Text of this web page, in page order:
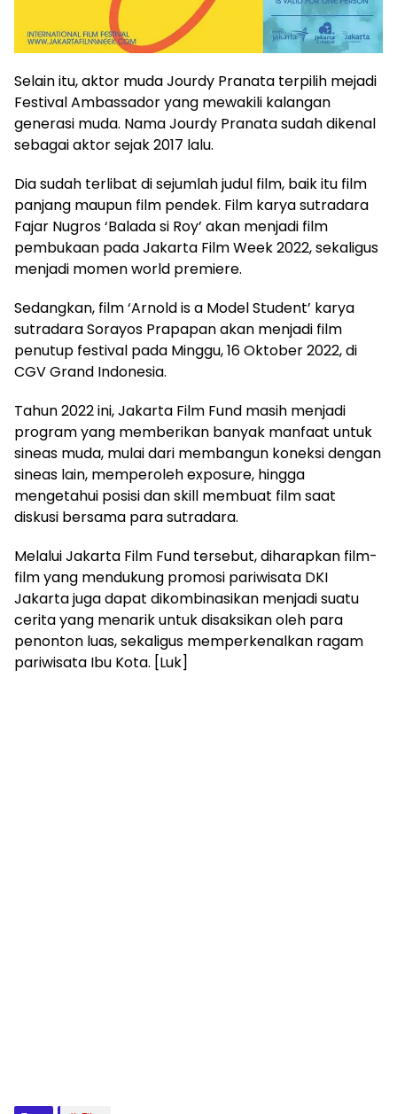
Selain itu, aktor muda Jourdy Pranata terpilih mejadi
Festival Ambassador yang mewakili kalangan
generasi muda. Nama Jourdy Pranata sudah dikenal
sebagai aktor sejak 2017 lalu.
Dia sudah terlibat di sejumlah judul film, baik itu film
panjang maupun film pendek. Film karya sutradara
Fajar Nugros ‘Balada si Roy’ akan menjadi film
pembukaan pada Jakarta Film Week 2022, sekaligus
menjadi momen world premiere.
Sedangkan, film ‘Arnold is a Model Student’ karya
sutradara Sorayos Prapapan akan menjadi film
penutup festival pada Minggu, 16 Oktober 2022, di
CGV Grand Indonesia.
Tahun 2022 ini, Jakarta Film Fund masih menjadi
program yang memberikan banyak manfaat untuk
sineas muda, mulai dari membangun koneksi dengan
sineas lain, memperoleh exposure, hingga
mengetahui posisi dan skill membuat film saat
diskusi bersama para sutradara.
Melalui Jakarta Film Fund tersebut, diharapkan film-
film yang mendukung promosi pariwisata DKI
Jakarta juga dapat dikombinasikan menjadi suatu
cerita yang menarik untuk disaksikan oleh para
penonton luas, sekaligus memperkenalkan ragam
pariwisata Ibu Kota. [Luk]